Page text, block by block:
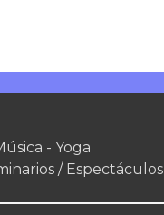
- Yoga
/ Espectáculos